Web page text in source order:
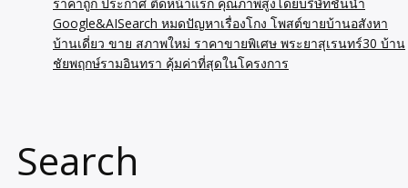
Google&AISearch หมดปัญหาเรื่องโกง โพสต์ขายบ้านอสังหา
บ้านเดี่ยว ขาย สภาพใหม่ ราคาขายพิเศษ พระยาสุเรนทร์30 บ้าน
ชัยพฤกษ์รามอินทรา คุ้มค่าที่สุดในโครงการ
Search